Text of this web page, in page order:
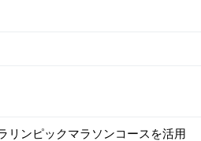
リンピックマラソンコースを活用